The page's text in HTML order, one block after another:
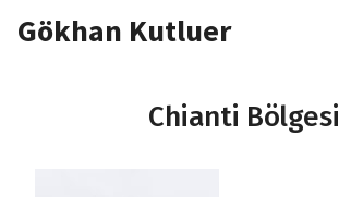
atlaGökhan Kutluer
Chianti Bölgesi